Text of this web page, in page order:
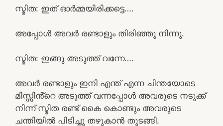
സ്മിത: ഇത് ഓർമ്മയിരിക്കട്ടെ….
അപ്പോൾ അവർ രണ്ടാളും തിരിഞ്ഞു നിന്നു.
സ്മിത: ഇങ്ങു അടുത്ത് വന്നേ….
അവർ രണ്ടാളും ഇനി എന്ത് എന്ന ചിന്തയോടെ
മിസ്സിൻ്റെ അടുത്ത് വന്നപ്പോൾ അവരുടെ നടുക്ക്
നിന്ന് സ്മിത രണ്ട് കൈ കൊണ്ടും അവരുടെ
ചന്തിയിൽ പിടിച്ചു തഴുകാൻ തുടങ്ങി.